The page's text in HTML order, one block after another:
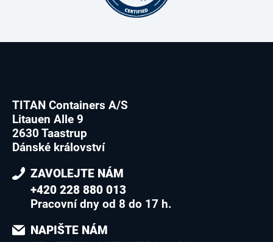
TITAN Containers A/S
Litauen Alle 9
2630 Taastrup
Dánské království
ZAVOLEJTE NÁM
+420 228 880 013
Pracovní dny od 8 do 17 h.
NAPIŠTE NÁM